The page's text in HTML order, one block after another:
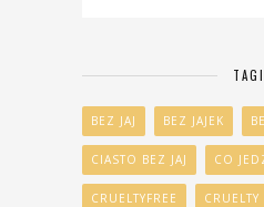
TAGI
BEZ JAJ BEZ JAJEK
CIASTO BEZ JAJ CO
CRUELTYFREE CRUELTY